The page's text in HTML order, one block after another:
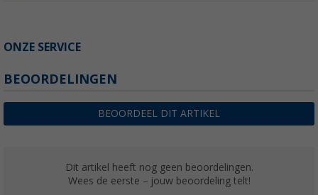
ONZE SERVICE
BEOORDELINGEN
BEOORDEEL DIT ARTIKEL
Dit artikel heeft nog geen beoordelingen.
Wees de eerste – jouw beoordeling telt!